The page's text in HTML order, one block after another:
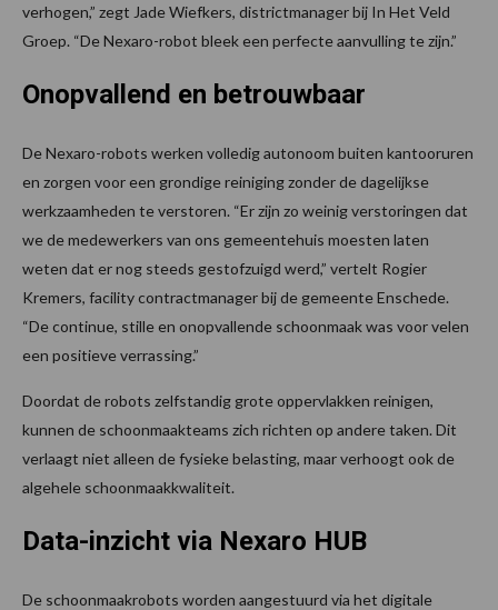
verhogen,” zegt Jade Wiefkers, districtmanager bij In Het Veld
Groep. “De Nexaro-robot bleek een perfecte aanvulling te zijn.”
Onopvallend en betrouwbaar
De Nexaro-robots werken volledig autonoom buiten kantooruren
en zorgen voor een grondige reiniging zonder de dagelijkse
werkzaamheden te verstoren. “Er zijn zo weinig verstoringen dat
we de medewerkers van ons gemeentehuis moesten laten
weten dat er nog steeds gestofzuigd werd,” vertelt Rogier
Kremers, facility contractmanager bij de gemeente Enschede.
“De continue, stille en onopvallende schoonmaak was voor velen
een positieve verrassing.”
Doordat de robots zelfstandig grote oppervlakken reinigen,
kunnen de schoonmaakteams zich richten op andere taken. Dit
verlaagt niet alleen de fysieke belasting, maar verhoogt ook de
algehele schoonmaakkwaliteit.
Data-inzicht via Nexaro HUB
De schoonmaakrobots worden aangestuurd via het digitale